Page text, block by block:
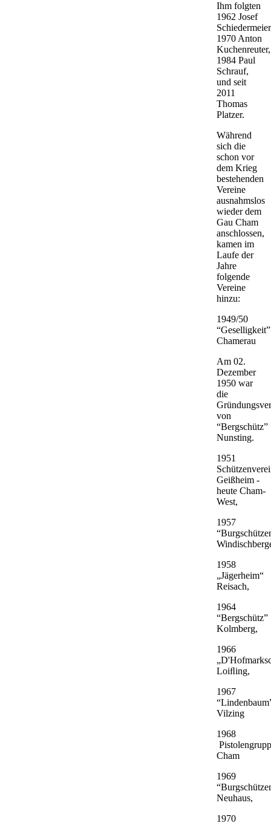
Ihm folgten
1962 Josef
1970 Anton
Kuchenreuter,
1984 Paul
Schrauf,
und seit
2011
Thomas
Platzer.
Während
sich die
schon vor
dem Krieg
bestehenden
Vereine
ausnahmslos
wieder dem
Gau Cham
anschlossen,
kamen im
Laufe der
Jahre
folgende
Vereine
hinzu:
1949/50
“Geselligkeit”
Chamerau
Am 02.
Dezember
1950 war
die
von
“Bergschütz”
Nunsting.
1951
Geißheim -
heute Cham-
West,
1957
1958
„Jägerheim“
Reisach,
1964
“Bergschütz”
Kolmberg,
1966
Loiﬂing,
1967
Vilzing
1968
Cham
1969
Neuhaus,
1970